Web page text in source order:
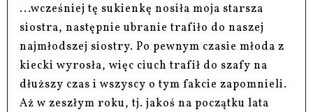
...wcześniej tę sukienkę nosiła moja starsza
siostra, następnie ubranie trafiło do naszej
najmłodszej siostry. Po pewnym czasie młoda z
kiecki wyrosła, więc ciuch trafił do szafy na
dłuższy czas i wszyscy o tym fakcie zapomnieli.
Aż w zeszłym roku, tj. jakoś na początku lata